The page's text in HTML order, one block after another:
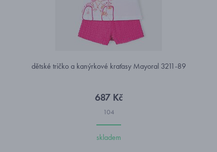
dětské tričko a kanýrkové kraťasy Mayoral 3211-89
687 Kč
104
skladem